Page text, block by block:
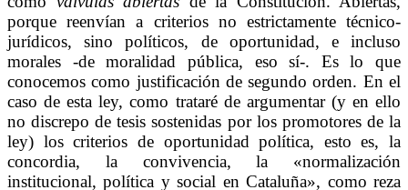
porque reenvían a criterios no estrictamente técnico-
jurídicos, sino políticos, de oportunidad, e incluso
morales -de moralidad pública, eso sí-. Es lo que
conocemos como justificación de segundo orden. En el
caso de esta ley, como trataré de argumentar (y en ello
no discrepo de tesis sostenidas por los promotores de la
ley) los criterios de oportunidad política, esto es, la
concordia, la convivencia, la «normalización
institucional, política y social en Cataluña», como reza